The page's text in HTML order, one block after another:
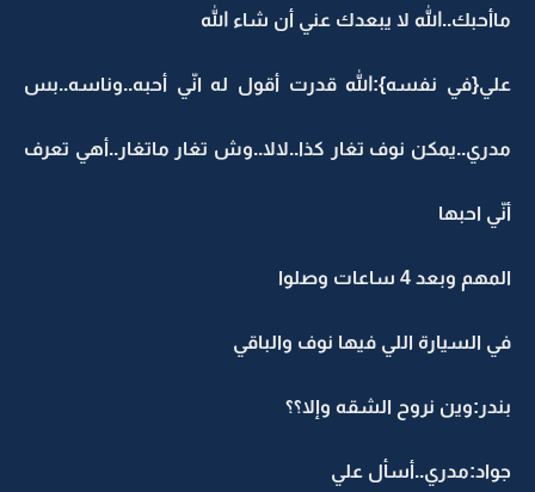
ماأحبك..الله لا يبعدك عني أن شاء الله
علي{في نفسه}:الله قدرت أقول له انّي أحبه..وناسه..بس
مدري..يمكن نوف تغار كذا..لالا..وش تغار ماتغار..أهي تعرف
أنّي احبها
المهم وبعد 4 ساعات وصلوا
في السيارة اللي فيها نوف والباقي
بندر:وين نروح الشقه وإلا؟؟
جواد:مدري..أسأل علي